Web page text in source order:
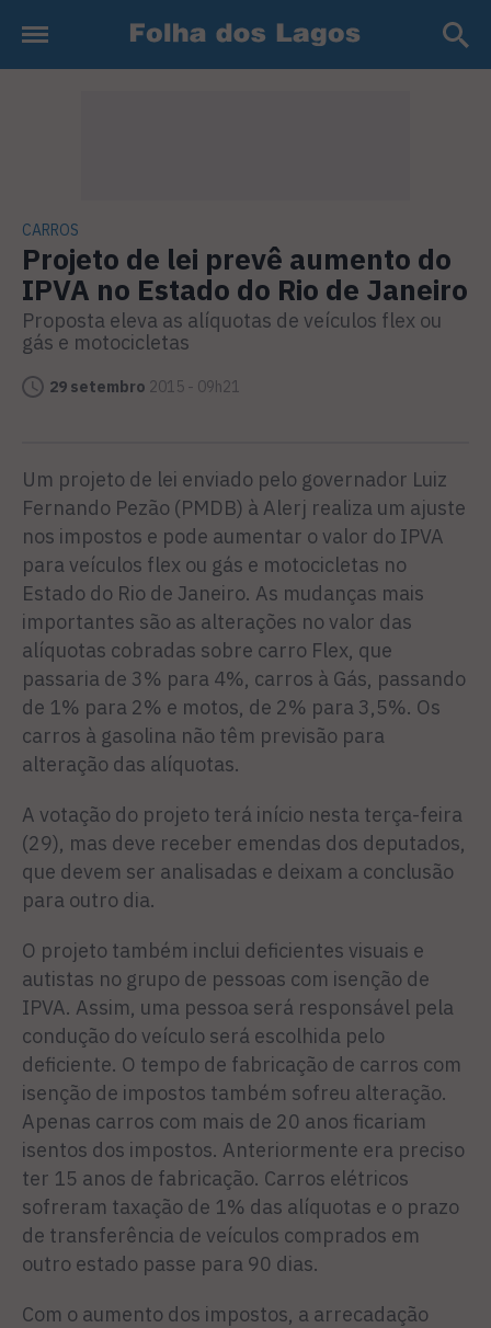
CARROS
Projeto de lei prevê aumento do
IPVA no Estado do Rio de Janeiro
Proposta eleva as alíquotas de veículos flex ou
gás e motocicletas
29 setembro 2015 - 09h21
Um projeto de lei enviado pelo governador Luiz
Fernando Pezão (PMDB) à Alerj realiza um ajuste
nos impostos e pode aumentar o valor do IPVA
para veículos flex ou gás e motocicletas no
Estado do Rio de Janeiro. As mudanças mais
importantes são as alterações no valor das
alíquotas cobradas sobre carro Flex, que
passaria de 3% para 4%, carros à Gás, passando
de 1% para 2% e motos, de 2% para 3,5%. Os
carros à gasolina não têm previsão para
alteração das alíquotas.
A votação do projeto terá início nesta terça-feira
(29), mas deve receber emendas dos deputados,
que devem ser analisadas e deixam a conclusão
para outro dia.
O projeto também inclui deficientes visuais e
autistas no grupo de pessoas com isenção de
IPVA. Assim, uma pessoa será responsável pela
condução do veículo será escolhida pelo
deficiente. O tempo de fabricação de carros com
isenção de impostos também sofreu alteração.
Apenas carros com mais de 20 anos ficariam
isentos dos impostos. Anteriormente era preciso
ter 15 anos de fabricação. Carros elétricos
sofreram taxação de 1% das alíquotas e o prazo
de transferência de veículos comprados em
outro estado passe para 90 dias.
Com o aumento dos impostos, a arrecadação